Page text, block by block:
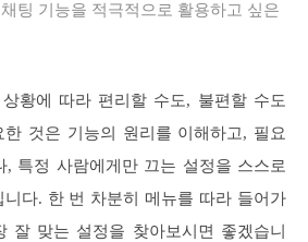
팅 기능을 적극적으로 활용하고 싶은
황에 따라 편리할 수도, 불편할 수도
한 것은 기능의 원리를 이해하고, 필요
, 특정 사람에게만 끄는 설정을 스스로
다. 한 번 차분히 메뉴를 따라 들어가
잘 맞는 설정을 찾아보시면 좋겠습니